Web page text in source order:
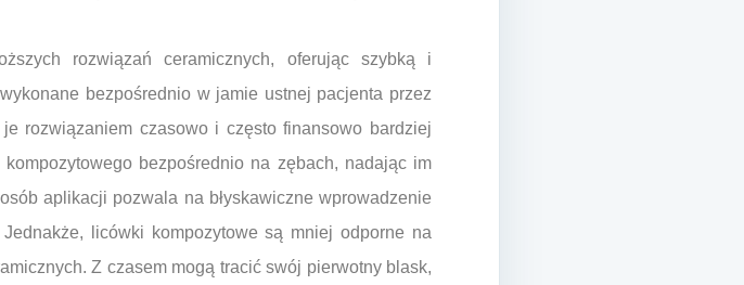
rozwiązań ceramicznych, oferując szybką i
bezpośrednio w jamie ustnej pacjenta przez
rozwiązaniem czasowo i często finansowo bardziej
bezpośrednio na zębach, nadając im
aplikacji pozwala na błyskawiczne wprowadzenie
licówki kompozytowe są mniej odporne na
Z czasem mogą tracić swój pierwotny blask,